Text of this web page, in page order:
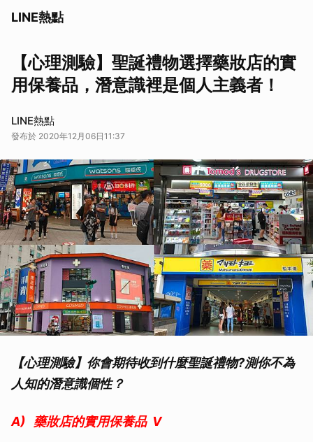
LINE熱點
【心理測驗】聖誕禮物選擇藥妝店的實
用保養品，潛意識裡是個人主義者！
LINE熱點
發布於 2020年12月06日11:37
【心理測驗】你會期待收到什麼聖誕禮物?測你不為
人知的潛意識個性？
A) 藥妝店的實用保養品 V